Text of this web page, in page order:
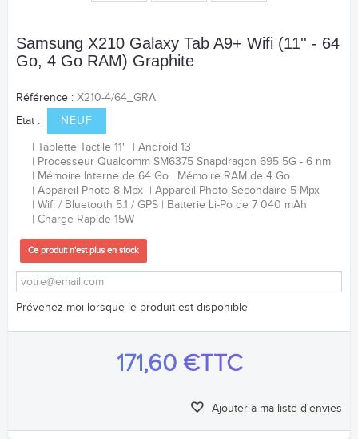
Samsung X210 Galaxy Tab A9+ Wifi (11'' - 64
Go, 4 Go RAM) Graphite
Référence : X210-4/64_GRA
Etat :
NEUF
Tablette Tactile 11"
Android 13
Processeur Qualcomm SM6375 Snapdragon 695 5G - 6 nm
Mémoire Interne de 64 Go
Mémoire RAM de 4 Go
Appareil Photo 8 Mpx
Appareil Photo Secondaire 5 Mpx
Wifi / Bluetooth 5.1 / GPS
Batterie Li-Po de 7 040 mAh
Charge Rapide 15W
Ce produit n'est plus en stock
Prévenez-moi lorsque le produit est disponible
171,60 €TTC
Ajouter à ma liste d'envies